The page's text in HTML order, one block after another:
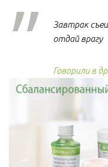
Завтрак
отдай врагу
Говорили в